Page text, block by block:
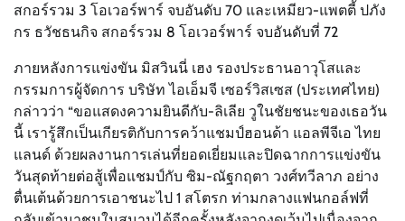
สกอร์รวม 3 โอเวอร์พาร์ จบอันดับ 70 และเหมียว-แพตตี้ ปภัง
กร ธวัชธนกิจ สกอร์รวม 8 โอเวอร์พาร์ จบอันดับที่ 72
ภายหลังการแข่งขัน มิสวินนี่ เฮง รองประธานอาวุโสและ
กรรมการผู้จัดการ บริษัท ไอเอ็มจี เซอร์วิสเซส (ประเทศไทย)
กล่าวว่า “ขอแสดงความยินดีกับ-ลิเลีย วูในชัยชนะของเธอวัน
นี้ เรารู้สึกเป็นเกียรติกับการคว้าแชมป์ฮอนด้า แอลพีจีเอ ไทย
แลนด์ ด้วยผลงานการเล่นที่ยอดเยี่ยมและปิดฉากการแข่งขัน
วันสุดท้ายต่อสู้เพื่อแชมป์กับ ซิม-ณัฐกฤตา วงศ์ทวีลาภ อย่าง
ตื่นเต้นด้วยการเอาชนะไป 1 สโตรก ท่ามกลางแฟนกอล์ฟที่